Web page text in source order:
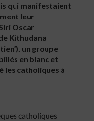
qui manifestaient
leur
Oscar
Kithudana
un groupe
en blanc et
les catholiques à
catholiques